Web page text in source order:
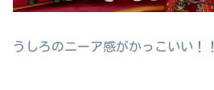
うしろのニーア感がかっこいい！！